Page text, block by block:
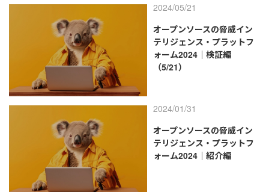
2024/05/21
オープンソースの脅威イン
テリジェンス・プラットフ
ォーム2024｜検証編
（5/21）
2024/01/31
オープンソースの脅威イン
テリジェンス・プラットフ
ォーム2024｜紹介編